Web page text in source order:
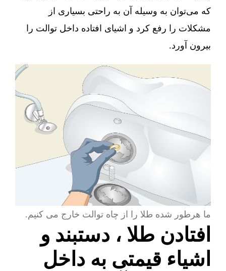
که می‌توان به وسیله آن به راحتی بسیاری از
مشکلات را رفع کرد و اشیای افتاده داخل توالت را
بیرون آورد.
ما هرطور شده طلا را از چاه توالت خارج می کنیم.
افتادن طلا ، دستبند و
اشیاء قیمتی به داخل